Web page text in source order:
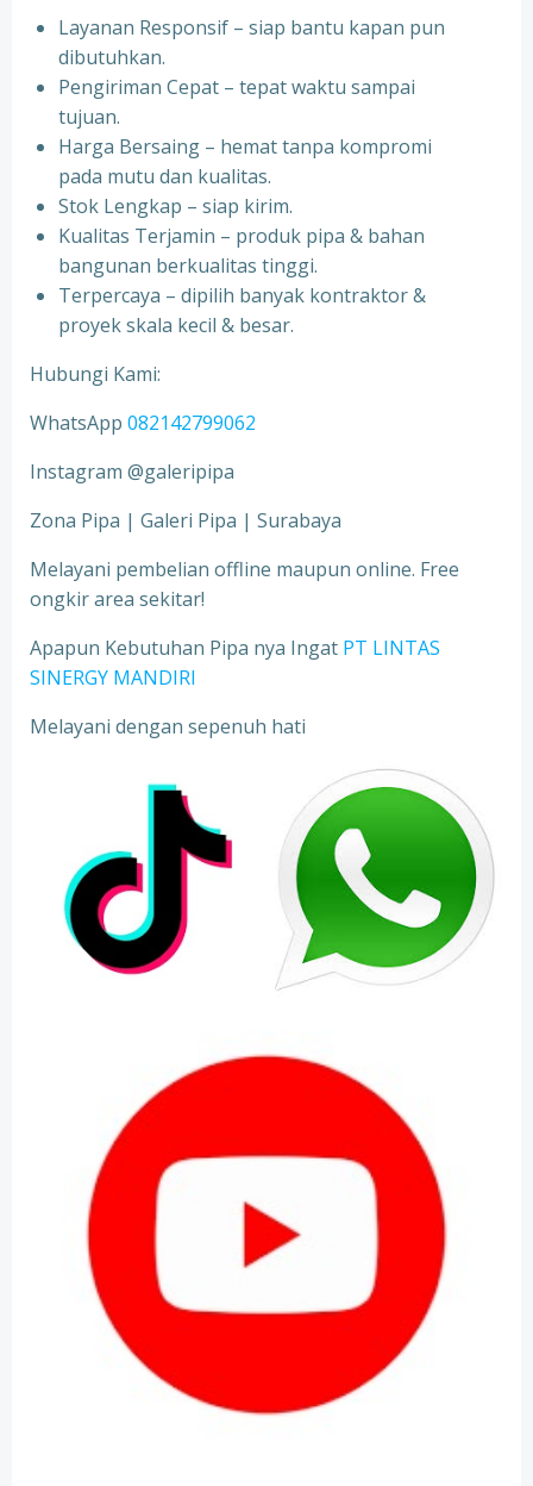
Layanan Responsif – siap bantu kapan pun
dibutuhkan.
Pengiriman Cepat – tepat waktu sampai
tujuan.
Harga Bersaing – hemat tanpa kompromi
pada mutu dan kualitas.
Stok Lengkap – siap kirim.
Kualitas Terjamin – produk pipa & bahan
bangunan berkualitas tinggi.
Terpercaya – dipilih banyak kontraktor &
proyek skala kecil & besar.
Hubungi Kami:
WhatsApp 082142799062
Instagram @galeripipa
Zona Pipa | Galeri Pipa | Surabaya
Melayani pembelian offline maupun online. Free
ongkir area sekitar!
Apapun Kebutuhan Pipa nya Ingat PT LINTAS
SINERGY MANDIRI
Melayani dengan sepenuh hati